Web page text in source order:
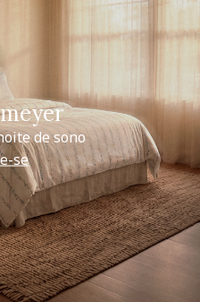
de sono
se